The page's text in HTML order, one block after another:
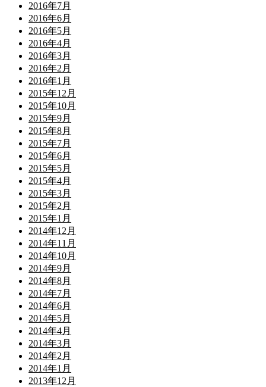
2016年7月
2016年6月
2016年5月
2016年4月
2016年3月
2016年2月
2016年1月
2015年12月
2015年10月
2015年9月
2015年8月
2015年7月
2015年6月
2015年5月
2015年4月
2015年3月
2015年2月
2015年1月
2014年12月
2014年11月
2014年10月
2014年9月
2014年8月
2014年7月
2014年6月
2014年5月
2014年4月
2014年3月
2014年2月
2014年1月
2013年12月